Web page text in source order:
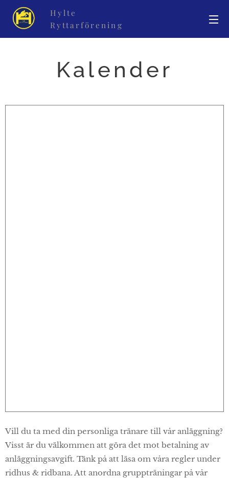
Hylte
Ryttarförening
Kalender
Vill du ta med din personliga tränare till vår anläggning?
Visst är du välkommen att göra det mot betalning av
anläggningsavgift. Tänk på att läsa om våra regler under
ridhus & ridbana. Att anordna gruppträningar på vår